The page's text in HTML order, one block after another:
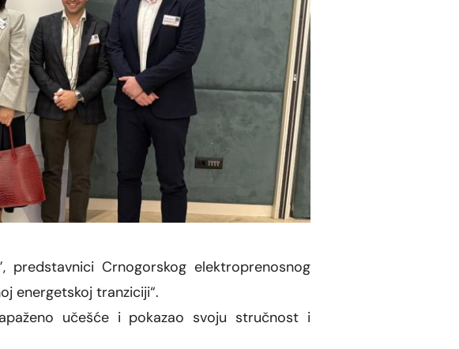
predstavnici Crnogorskog elektroprenosnog
energetskoj tranziciji“.
učešće i pokazao svoju stručnost i